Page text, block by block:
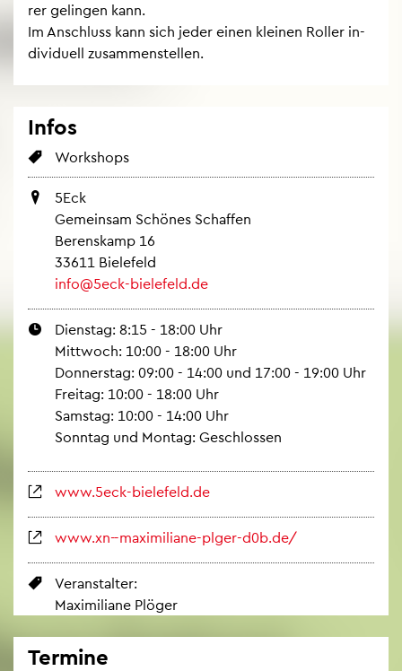
rer ge­lin­gen kann.
Im An­schluss kann sich jeder einen klei­nen Rol­ler in­
di­vi­du­ell zu­sam­men­stel­len.
Infos
Work­shops
5Eck
Ge­mein­sam Schö­nes Schaf­fen
Be­rens­kamp 16
33611 Bie­le­feld
info@​5eck-​bielefeld.​de
Diens­tag: 8:15 - 18:00 Uhr
Mitt­woch: 10:00 - 18:00 Uhr
Don­ners­tag: 09:00 - 14:00 und 17:00 - 19:00 Uhr
Frei­tag: 10:00 - 18:00 Uhr
Sams­tag: 10:00 - 14:00 Uhr
Sonn­tag und Mon­tag: Ge­schlos­sen
www.​5eck-​bielefeld.​de
www.​xn--​maximiliane-​plger-​d0b.​de/
Ver­an­stal­ter:
Ma­xi­mi­lia­ne Plö­ger
Ter­mi­ne